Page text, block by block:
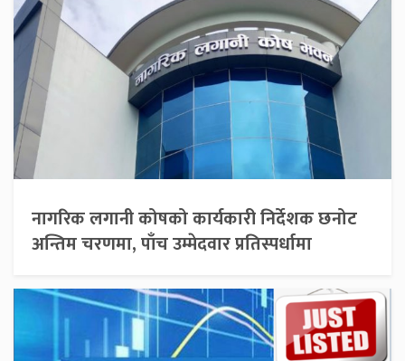
नागरिक लगानी कोषको कार्यकारी निर्देशक छनोट
अन्तिम चरणमा, पाँच उम्मेदवार प्रतिस्पर्धामा